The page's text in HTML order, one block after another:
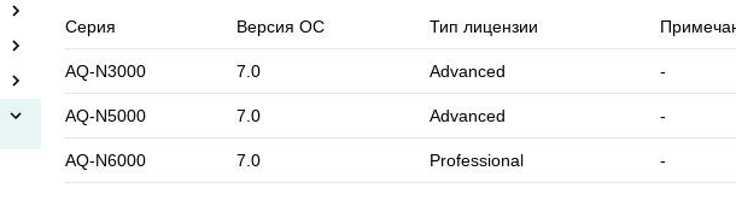
Серия Версия ОС Тип лицензии
AQ-N3000 7.0 Advanced -
AQ-N5000 7.0 Advanced -
AQ-N6000 7.0 Professional -